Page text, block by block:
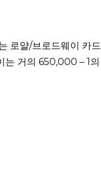
로얄/브로드웨이 카드
는 거의 650,000 – 1의